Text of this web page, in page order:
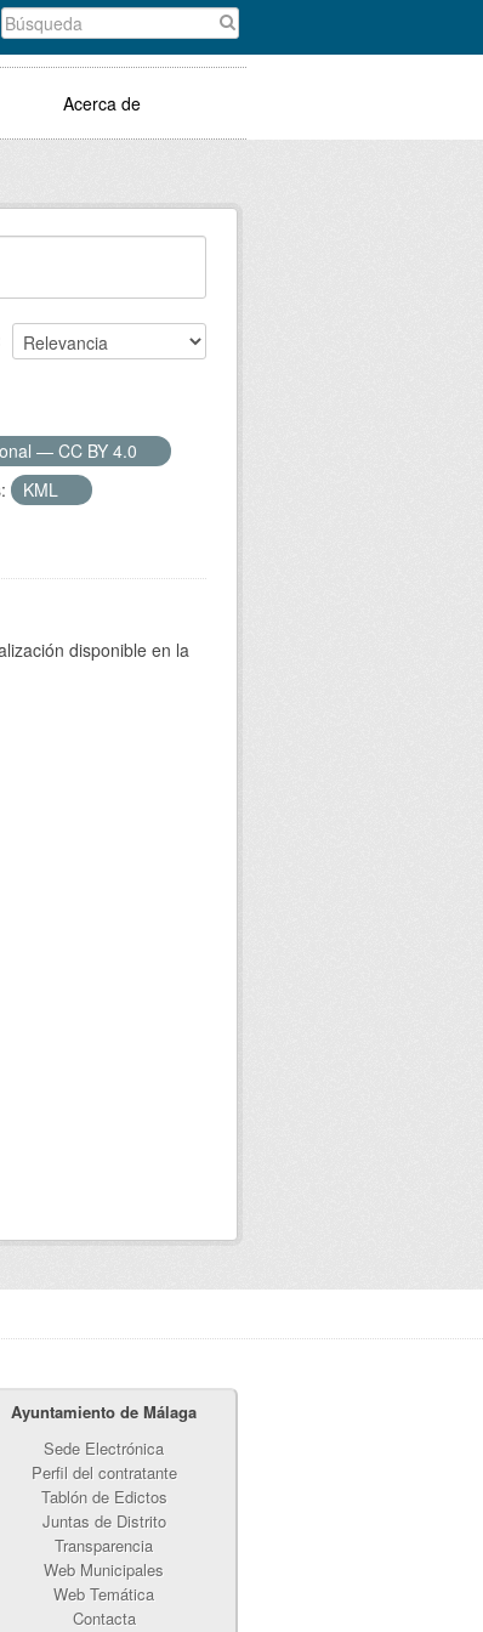
Acerca de
— CC BY 4.0
KML
disponible en la
Ayuntamiento de Málaga
Sede Electrónica
Perfil del contratante
Tablón de Edictos
Juntas de Distrito
Transparencia
Web Municipales
Web Temática
Contacta